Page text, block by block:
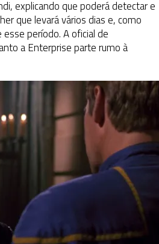
explicando que poderá detectar e
que levará vários dias e, como
período. A oficial de
a Enterprise parte rumo à